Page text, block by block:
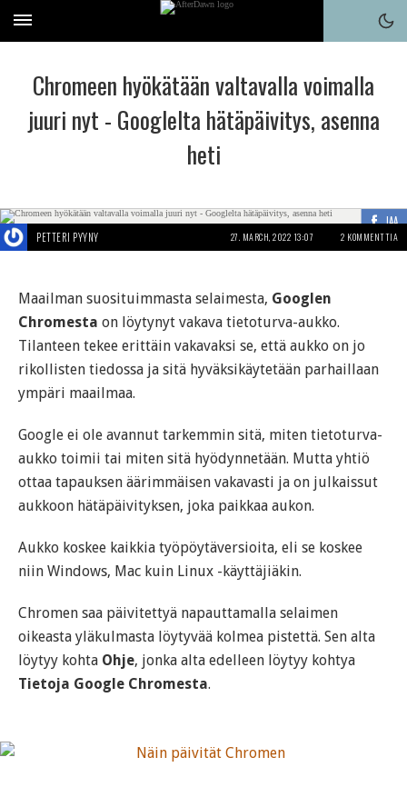
Chromeen hyökätään valtavalla voimalla
juuri nyt - Googlelta hätäpäivitys, asenna
heti
JAA
PETTERI PYYNY 27. MARCH, 2022 13:07 2 KOMMENTTIA
Maailman suosituimmasta selaimesta, Googlen
Chromesta on löytynyt vakava tietoturva-aukko.
Tilanteen tekee erittäin vakavaksi se, että aukko on jo
rikollisten tiedossa ja sitä hyväksikäytetään parhaillaan
ympäri maailmaa.
Google ei ole avannut tarkemmin sitä, miten tietoturva-
aukko toimii tai miten sitä hyödynnetään. Mutta yhtiö
ottaa tapauksen äärimmäisen vakavasti ja on julkaissut
aukkoon hätäpäivityksen, joka paikkaa aukon.
Aukko koskee kaikkia työpöytäversioita, eli se koskee
niin Windows, Mac kuin Linux -käyttäjiäkin.
Chromen saa päivitettyä napauttamalla selaimen
oikeasta yläkulmasta löytyvää kolmea pistettä. Sen alta
löytyy kohta Ohje, jonka alta edelleen löytyy kohtya
Tietoja Google Chromesta.